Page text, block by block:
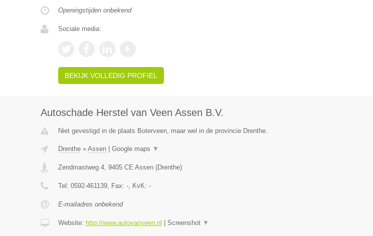
Openingstijden onbekend
Sociale media:
BEKIJK VOLLEDIG PROFIEL
Autoschade Herstel van Veen Assen B.V.
Niet gevestigd in de plaats Boterveen, maar wel in de provincie Drenthe.
Drenthe» Assen| Google maps ▼
Zendmastweg 4, 9405 CE Assen(Drenthe)
Tel: 0592-461139, Fax: -, KvK: -
E-mailadres onbekend
Website: http://www.autovanveen.nl Screenshot ▼